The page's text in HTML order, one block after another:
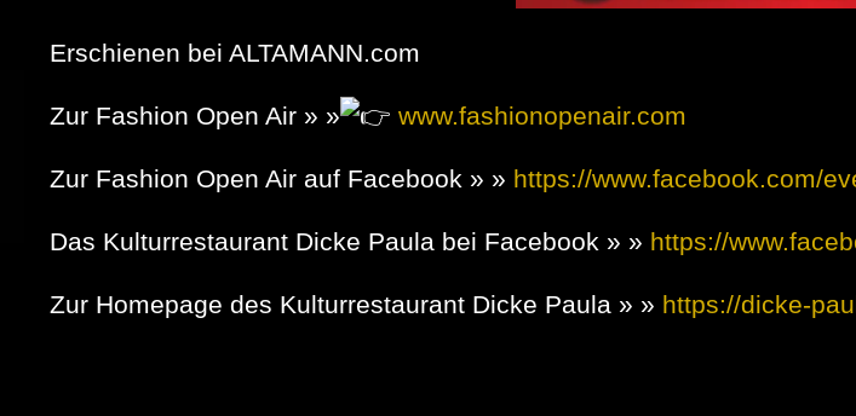
Erschienen bei ALTAMANN.com
Zur Fashion Open Air » » www.fashionopenair.com
Zur Fashion Open Air auf Facebook » » https://www.facebook.com/
Das Kulturrestaurant Dicke Paula bei Facebook » » https://
Zur Homepage des Kulturrestaurant Dicke Paula » » https://dicke-